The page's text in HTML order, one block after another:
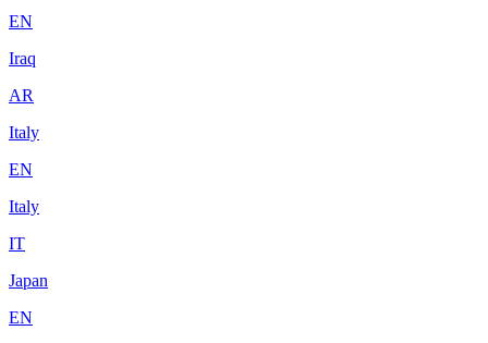
EN
Iraq
AR
Italy
EN
Italy
IT
Japan
EN